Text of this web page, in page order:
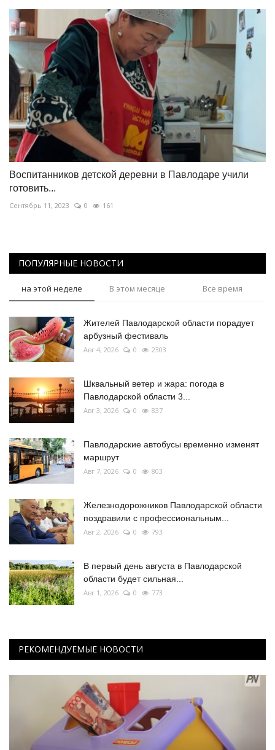
Воспитанников детской деревни в Павлодаре учили
готовить...
Сентябрь 11, 2023 0 161
ПОПУЛЯРНЫЕ НОВОСТИ
на этой неделе В этом месяце Все время
Жителей Павлодарской области порадует
арбузный фестиваль
Авг 4, 2026 0 2303
Шквальный ветер и жара: погода в
Павлодарской области 3...
Авг 3, 2026 0 837
Павлодарские автобусы временно изменят
маршрут
Авг 7, 2026 0 803
Железнодорожников Павлодарской области
поздравили с профессиональным...
Авг 2, 2026 0 793
В первый день августа в Павлодарской
области будет сильная...
Авг 1, 2026 0 773
РЕКОМЕНДУЕМЫЕ НОВОСТИ